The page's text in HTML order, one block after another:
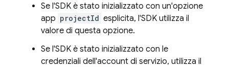
Se l'SDK è stato inizializzato con un'opzione
app projectId esplicita, l'SDK utilizza il
valore di questa opzione.
Se l'SDK è stato inizializzato con le
credenziali dell'account di servizio, utilizza il